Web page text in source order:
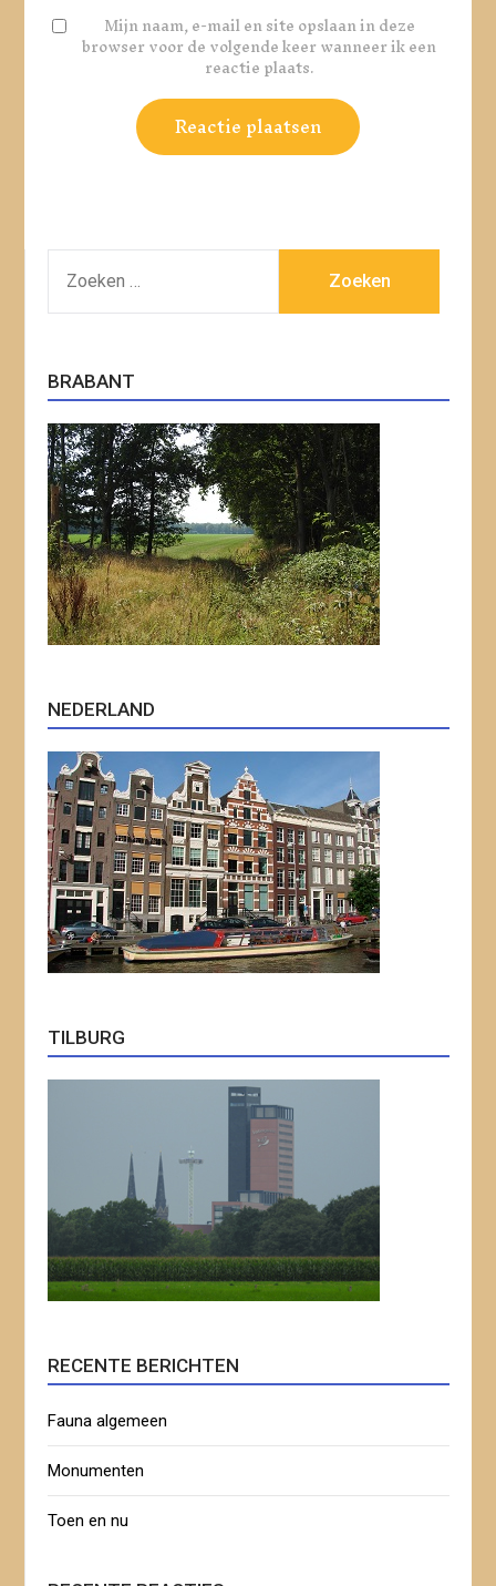
Mijn naam, e-mail en site opslaan in deze
browser voor de volgende keer wanneer ik een
reactie plaats.
NAAR:
BRABANT
NEDERLAND
TILBURG
RECENTE BERICHTEN
Fauna algemeen
Monumenten
Toen en nu